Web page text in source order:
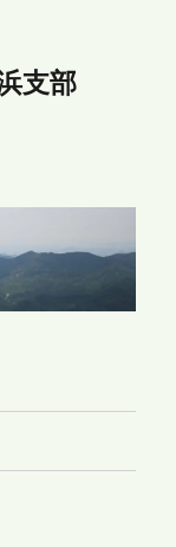
支部